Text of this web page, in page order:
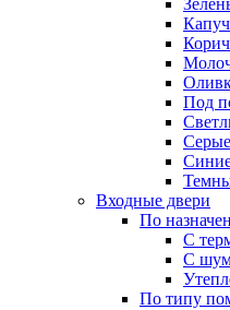
Под
Серые
Входные двери
По
С
С
По типу